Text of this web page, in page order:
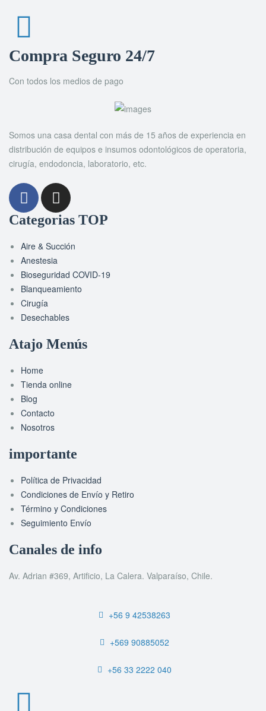
Compra Seguro 24/7
Con todos los medios de pago
Somos una casa dental con más de 15 años de experiencia en
distribución de equipos e insumos odontológicos de operatoria,
cirugía, endodoncia, laboratorio, etc.
Categorias TOP
Aire & Succión
Anestesia
Bioseguridad COVID-19
Blanqueamiento
Cirugía
Desechables
Atajo Menús
Home
Tienda online
Blog
Contacto
Nosotros
importante
Política de Privacidad
Condiciones de Envío y Retiro
Término y Condiciones
Seguimiento Envío
Canales de info
Av. Adrian #369, Artificio, La Calera. Valparaíso, Chile.
+56 9 42538263
+569 90885052
+56 33 2222 040